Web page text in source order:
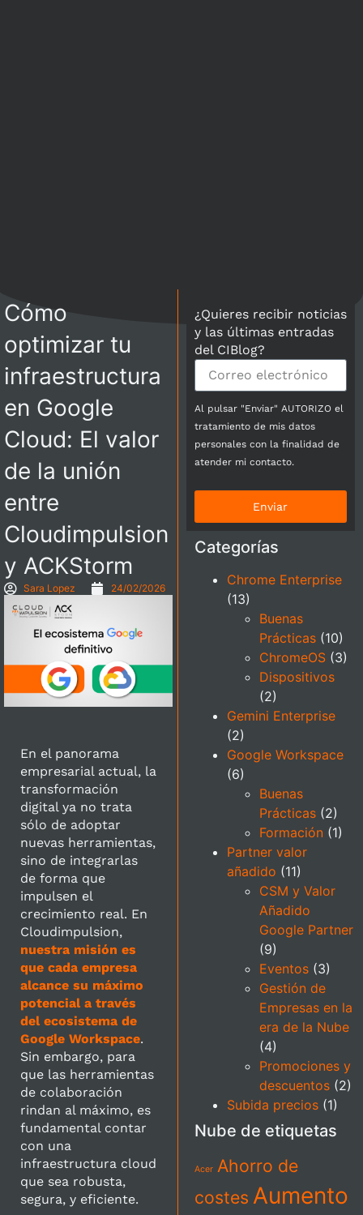
Cómo
optimizar tu
infraestructura
en Google
Cloud: El valor
de la unión
entre
Cloudimpulsion
y ACKStorm
Sara Lopez 24/02/2026
En el panorama
empresarial actual, la
transformación
digital ya no trata
sólo de adoptar
nuevas herramientas,
sino de integrarlas
de forma que
impulsen el
crecimiento real. En
Cloudimpulsion,
nuestra misión es
que cada empresa
alcance su máximo
potencial a través
del ecosistema de
Google Workspace.
Sin embargo, para
que las herramientas
de colaboración
rindan al máximo, es
fundamental contar
con una
infraestructura cloud
que sea robusta,
segura, y eficiente.
¿Quieres recibir noticias
y las últimas entradas
del CIBlog?
Al pulsar "Enviar" AUTORIZO el
tratamiento de mis datos
personales con la finalidad de
atender mi contacto.
Enviar
Categorías
Chrome Enterprise
(13)
Buenas
Prácticas(10)
ChromeOS(3)
Dispositivos
(2)
Gemini Enterprise
(2)
Google Workspace
(6)
Buenas
Prácticas(2)
Formación (1)
Partner valor
añadido (11)
CSM y Valor
Añadido
Google Partner
(9)
Eventos(3)
Gestión de
Empresas en la
era de la Nube
(4)
Promociones y
descuentos(2)
Subida precios(1)
Nube de etiquetas
Acer Ahorro de
costes Aumento